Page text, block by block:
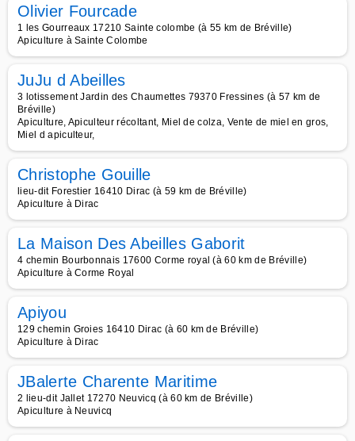
Olivier Fourcade
1 les Gourreaux 17210 Sainte colombe (à 55 km de Bréville)
Apiculture à Sainte Colombe
JuJu d Abeilles
3 lotissement Jardin des Chaumettes 79370 Fressines (à 57 km de
Bréville)
Apiculture, Apiculteur récoltant, Miel de colza, Vente de miel en gros,
Miel d apiculteur,
Christophe Gouille
lieu-dit Forestier 16410 Dirac (à 59 km de Bréville)
Apiculture à Dirac
La Maison Des Abeilles Gaborit
4 chemin Bourbonnais 17600 Corme royal (à 60 km de Bréville)
Apiculture à Corme Royal
Apiyou
129 chemin Groies 16410 Dirac (à 60 km de Bréville)
Apiculture à Dirac
JBalerte Charente Maritime
2 lieu-dit Jallet 17270 Neuvicq (à 60 km de Bréville)
Apiculture à Neuvicq